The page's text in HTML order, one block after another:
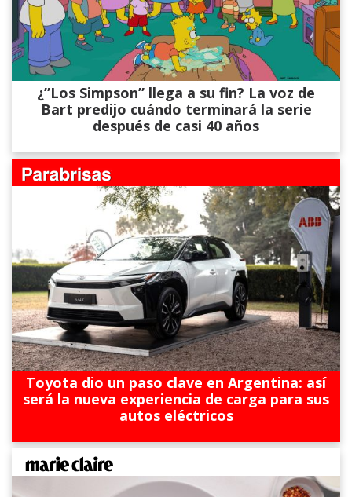
¿”Los Simpson” llega a su fin? La voz de
Bart predijo cuándo terminará la serie
después de casi 40 años
Toyota dio un paso clave en Argentina: así
será la nueva experiencia de carga para sus
autos eléctricos